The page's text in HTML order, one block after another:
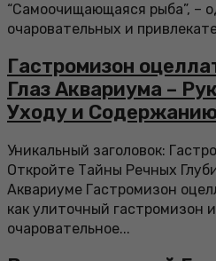
“Самоочищающаяся рыба”, –
очаровательных и
Гастромизон
Глаз Аквариума –
Уходу и
Уникальный заголовок:
Откройте Тайны Речных
Аквариуме Гастромизон
как улиточный гастромизон
очаровательное...